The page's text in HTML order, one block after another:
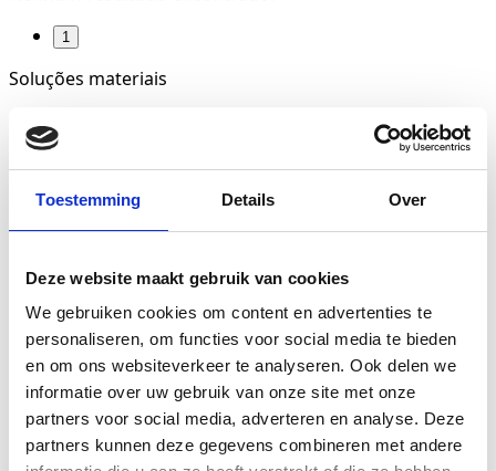
Toestemming Details Over
Deze website maakt gebruik van cookies
We gebruiken cookies om content en advertenties te
personaliseren, om functies voor social media te bieden
en om ons websiteverkeer te analyseren. Ook delen we
informatie over uw gebruik van onze site met onze
partners voor social media, adverteren en analyse. Deze
partners kunnen deze gegevens combineren met andere
1
Soluções materiais
para o bem-estar
Produtos
Revestimento mural
Cortina
Revestimento para mobiliário
Colas & Acessórios
Wallcovering+Print
Curtain+Print